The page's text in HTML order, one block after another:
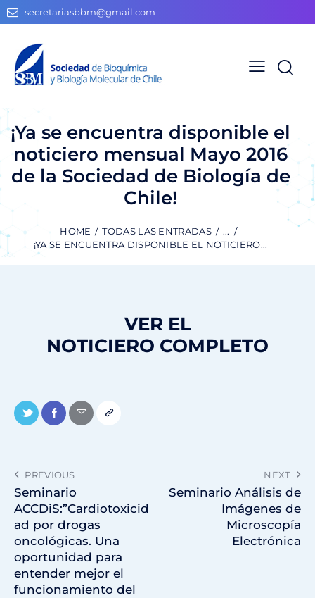
secretariasbbm@gmail.com
¡Ya se encuentra disponible el
noticiero mensual Mayo 2016
de la Sociedad de Biología de
Chile!
HOME TODAS LAS ENTRADAS
...
¡YA SE ENCUENTRA DISPONIBLE EL NOTICIERO...
VER EL
NOTICIERO COMPLETO
PREVIOUS
Seminario
ACCDiS:”Cardiotoxicid
ad por drogas
oncológicas. Una
oportunidad para
entender mejor el
funcionamiento del
NEXT
Seminario Análisis de
Imágenes de
Microscopía
Electrónica